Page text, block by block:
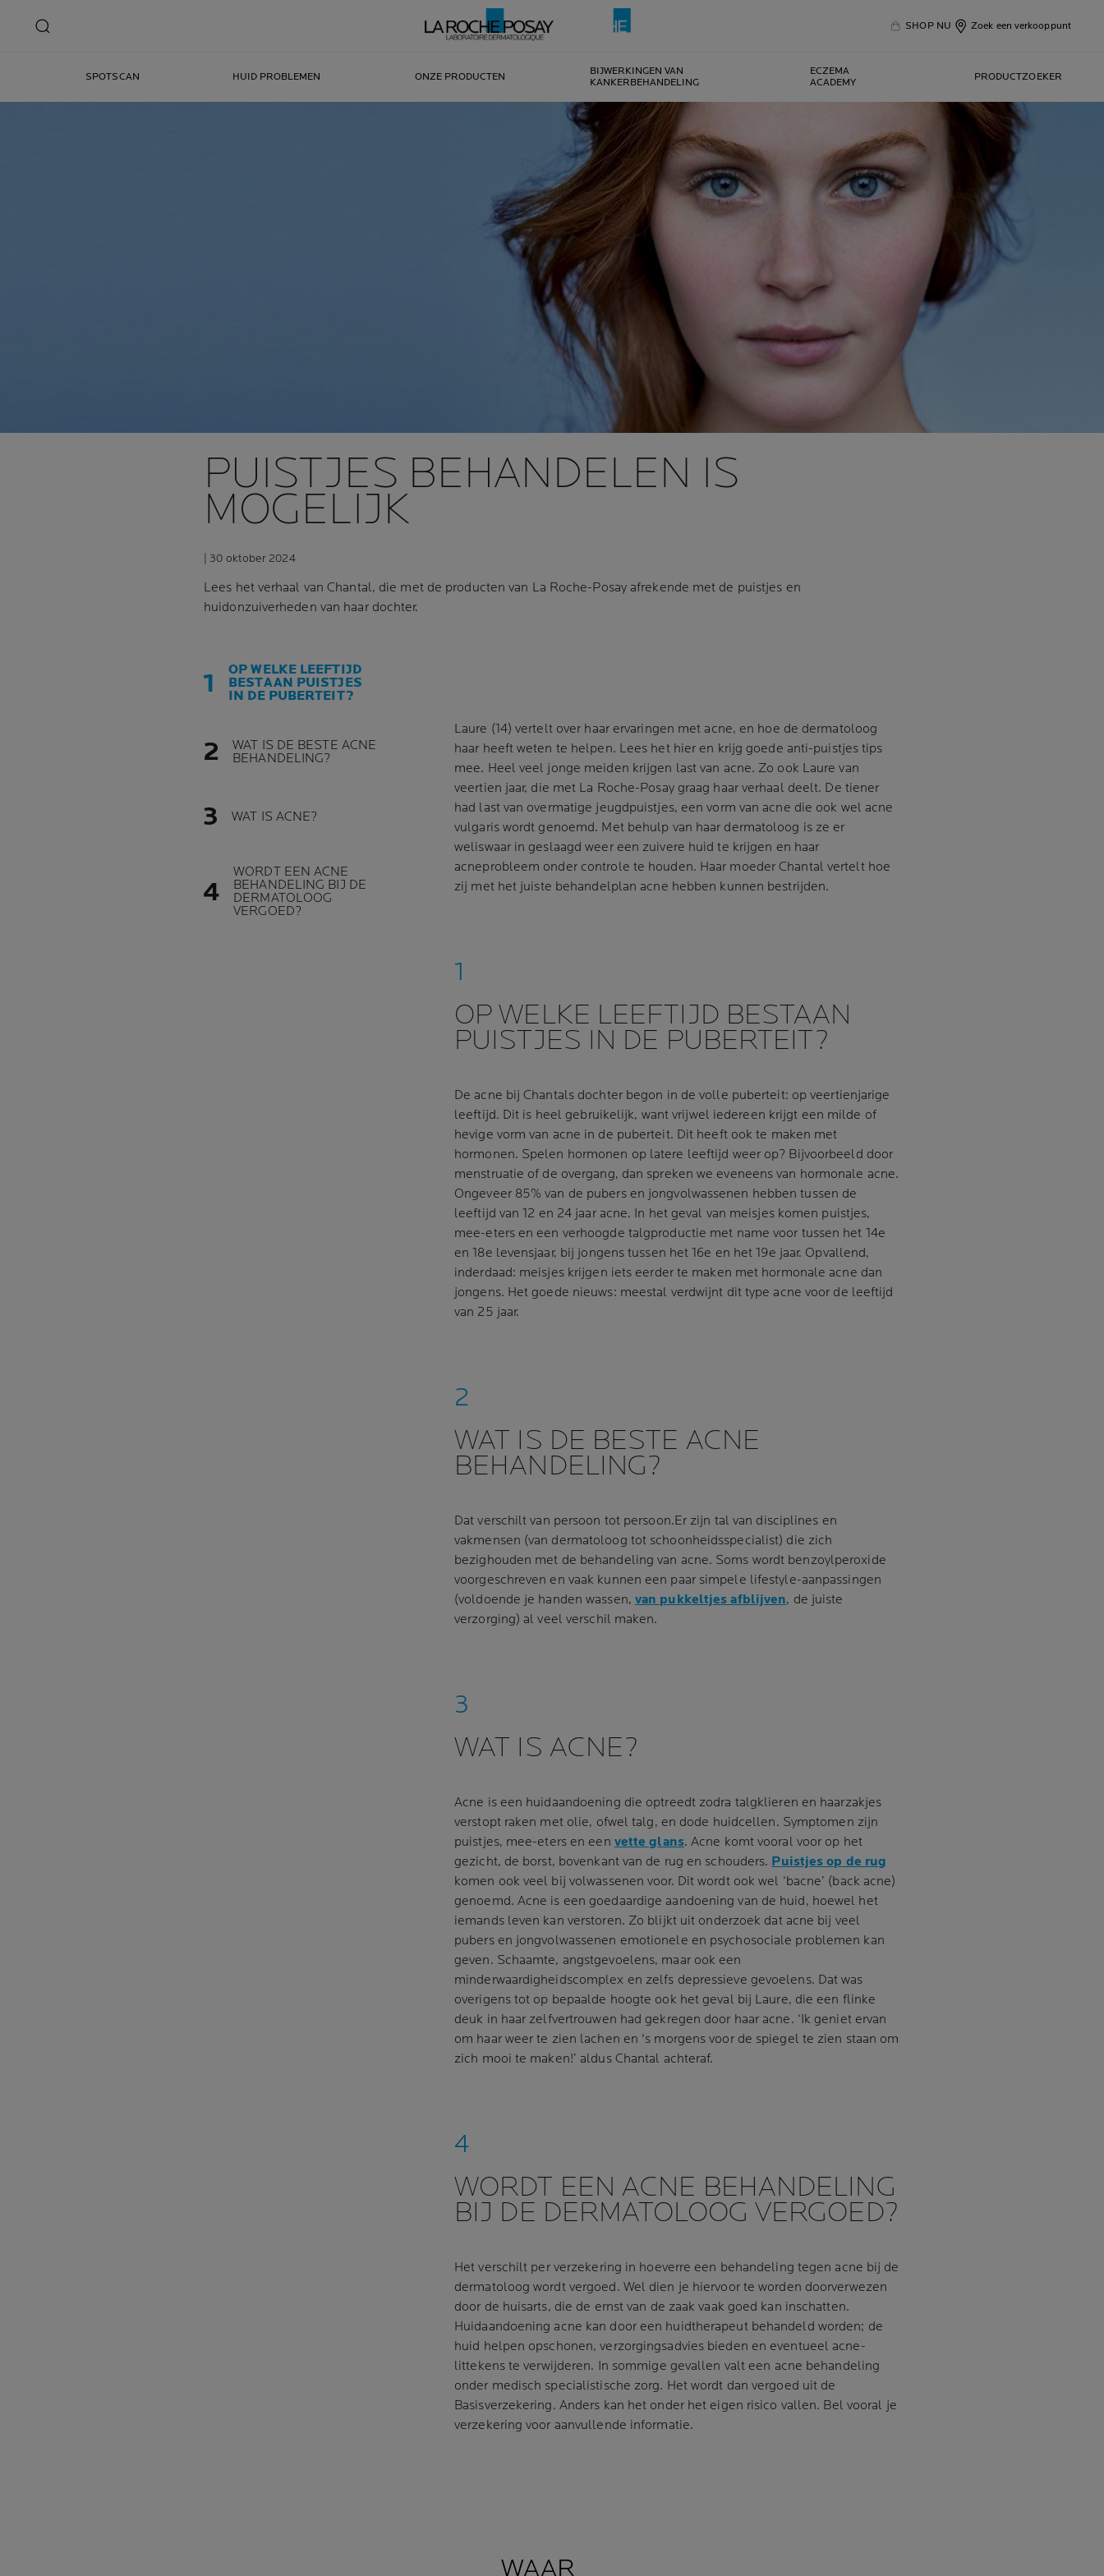
SHOP NU Zoek een verkooppunt
SPOTSCAN HUID PROBLEMEN ONZE PRODUCTEN
BIJWERKINGEN VAN
KANKERBEHANDELING
ECZEMA
ACADEMY
PRODUCTZOEKER
PUISTJES BEHANDELEN IS
MOGELIJK
| 30 oktober 2024
Lees het verhaal van Chantal, die met de producten van La Roche-Posay afrekende met de puistjes en
huidonzuiverheden van haar dochter.
OP WELKE LEEFTIJD
BESTAAN PUISTJES
IN DE PUBERTEIT?
WAT IS DE BESTE ACNE
BEHANDELING?
WAT IS ACNE?
WORDT EEN ACNE
BEHANDELING BIJ DE
DERMATOLOOG
VERGOED?
Laure (14) vertelt over haar ervaringen met acne, en hoe de dermatoloog
haar heeft weten te helpen. Lees het hier en krijg goede anti-puistjes tips
mee. Heel veel jonge meiden krijgen last van acne. Zo ook Laure van
veertien jaar, die met La Roche-Posay graag haar verhaal deelt. De tiener
had last van overmatige jeugdpuistjes, een vorm van acne die ook wel acne
vulgaris wordt genoemd. Met behulp van haar dermatoloog is ze er
weliswaar in geslaagd weer een zuivere huid te krijgen en haar
acneprobleem onder controle te houden. Haar moeder Chantal vertelt hoe
zij met het juiste behandelplan acne hebben kunnen bestrijden.
OP WELKE LEEFTIJD BESTAAN
PUISTJES IN DE PUBERTEIT?
De acne bij Chantals dochter begon in de volle puberteit: op veertienjarige
leeftijd. Dit is heel gebruikelijk, want vrijwel iedereen krijgt een milde of
hevige vorm van acne in de puberteit. Dit heeft ook te maken met
hormonen. Spelen hormonen op latere leeftijd weer op? Bijvoorbeeld door
menstruatie of de overgang, dan spreken we eveneens van hormonale acne.
Ongeveer 85% van de pubers en jongvolwassenen hebben tussen de
leeftijd van 12 en 24 jaar acne. In het geval van meisjes komen puistjes,
mee-eters en een verhoogde talgproductie met name voor tussen het 14e
en 18e levensjaar, bij jongens tussen het 16e en het 19e jaar. Opvallend,
inderdaad: meisjes krijgen iets eerder te maken met hormonale acne dan
jongens. Het goede nieuws: meestal verdwijnt dit type acne voor de leeftijd
van 25 jaar.
WAT IS DE BESTE ACNE
BEHANDELING?
Dat verschilt van persoon tot persoon.Er zijn tal van disciplines en
vakmensen (van dermatoloog tot schoonheidsspecialist) die zich
bezighouden met de behandeling van acne. Soms wordt benzoylperoxide
voorgeschreven en vaak kunnen een paar simpele lifestyle-aanpassingen
(voldoende je handen wassen, van pukkeltjes afblijven, de juiste
verzorging) al veel verschil maken.
WAT IS ACNE?
Acne is een huidaandoening die optreedt zodra talgklieren en haarzakjes
verstopt raken met olie, ofwel talg, en dode huidcellen. Symptomen zijn
puistjes, mee-eters en een vette glans. Acne komt vooral voor op het
gezicht, de borst, bovenkant van de rug en schouders. Puistjes op de rug
komen ook veel bij volwassenen voor. Dit wordt ook wel ‘bacne’ (back acne)
genoemd. Acne is een goedaardige aandoening van de huid, hoewel het
iemands leven kan verstoren. Zo blijkt uit onderzoek dat acne bij veel
pubers en jongvolwassenen emotionele en psychosociale problemen kan
geven. Schaamte, angstgevoelens, maar ook een
minderwaardigheidscomplex en zelfs depressieve gevoelens. Dat was
overigens tot op bepaalde hoogte ook het geval bij Laure, die een flinke
deuk in haar zelfvertrouwen had gekregen door haar acne. ‘Ik geniet ervan
om haar weer te zien lachen en 's morgens voor de spiegel te zien staan om
zich mooi te maken!’ aldus Chantal achteraf.
WORDT EEN ACNE BEHANDELING
BIJ DE DERMATOLOOG VERGOED?
Het verschilt per verzekering in hoeverre een behandeling tegen acne bij de
dermatoloog wordt vergoed. Wel dien je hiervoor te worden doorverwezen
door de huisarts, die de ernst van de zaak vaak goed kan inschatten.
Huidaandoening acne kan door een huidtherapeut behandeld worden; de
huid helpen opschonen, verzorgingsadvies bieden en eventueel acne-
littekens te verwijderen. In sommige gevallen valt een acne behandeling
onder medisch specialistische zorg. Het wordt dan vergoed uit de
Basisverzekering. Anders kan het onder het eigen risico vallen. Bel vooral je
verzekering voor aanvullende informatie.
WAAR